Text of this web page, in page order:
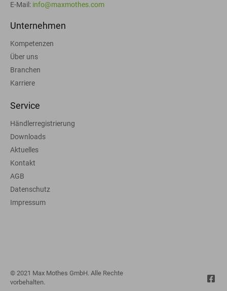
E-Mail: info@maxmothes.com
Unternehmen
Kompetenzen
Über uns
Branchen
Karriere
Service
Händlerregistrierung
Downloads
Aktuelles
Kontakt
AGB
Datenschutz
Impressum
© 2021 Max Mothes GmbH. Alle Rechte
vorbehalten.